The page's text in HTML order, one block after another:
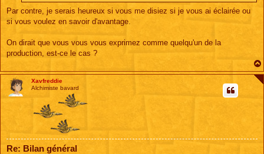
Par contre, je serais heureux si vous me disiez si je vous ai éclairée ou
si vous voulez en savoir d'avantage.
On dirait que vous vous vous exprimez comme quelqu'un de la
production, est-ce le cas ?
Xavfreddie
Alchimiste bavard
Re: Bilan général